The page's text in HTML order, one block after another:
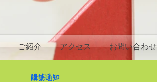
ご紹介 アクセス お問い合わせ
購読通知